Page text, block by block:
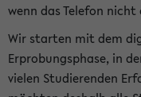
wenn das Telefon
Wir starten mit dem
Erprobungsphase, in
vielen Studierenden